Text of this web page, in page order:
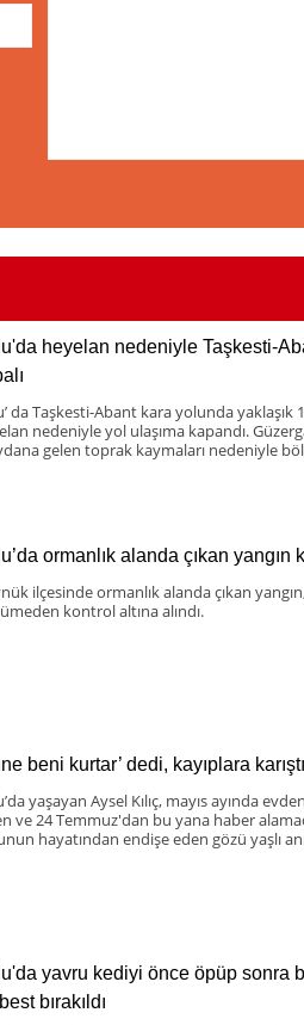
heyelan nedeniyle Taşkesti-
da Taşkesti-Abant kara yolunda yaklaşık
nedeniyle yol ulaşıma kapandı.
gelen toprak kaymaları nedeniyle
ormanlık alanda çıkan yangın
ilçesinde ormanlık alanda çıkan
kontrol altına alındı.
beni kurtar’ dedi, kayıplara karıştı
yaşayan Aysel Kılıç, mayıs ayında
ve 24 Temmuz'dan bu yana haber
hayatından endişe eden gözü yaşlı
yavru kediyi önce öpüp sonra
bırakıldı